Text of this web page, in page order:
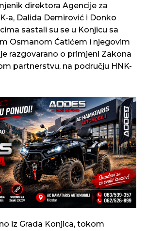
direktora Agencije za
a, Dalida Demirović i Donko
sastali su se u Konjicu sa
Osmanom Ćatićem i njegovim
razgovarano o primjeni Zakona
partnerstvu, na području HNK-
iz Grada Konjica, tokom